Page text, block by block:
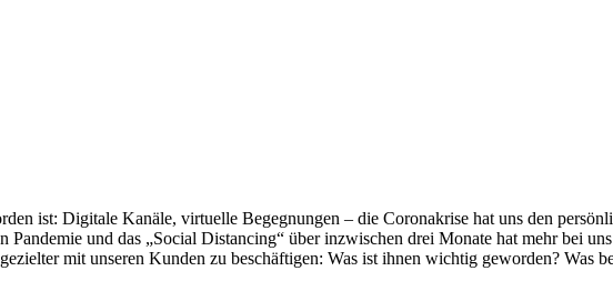
ist: Digitale Kanäle, virtuelle Begegnungen – die Coronakrise hat uns den
und das „Social Distancing“ über inzwischen drei Monate hat mehr bei
mit unseren Kunden zu beschäftigen: Was ist ihnen wichtig geworden? Was